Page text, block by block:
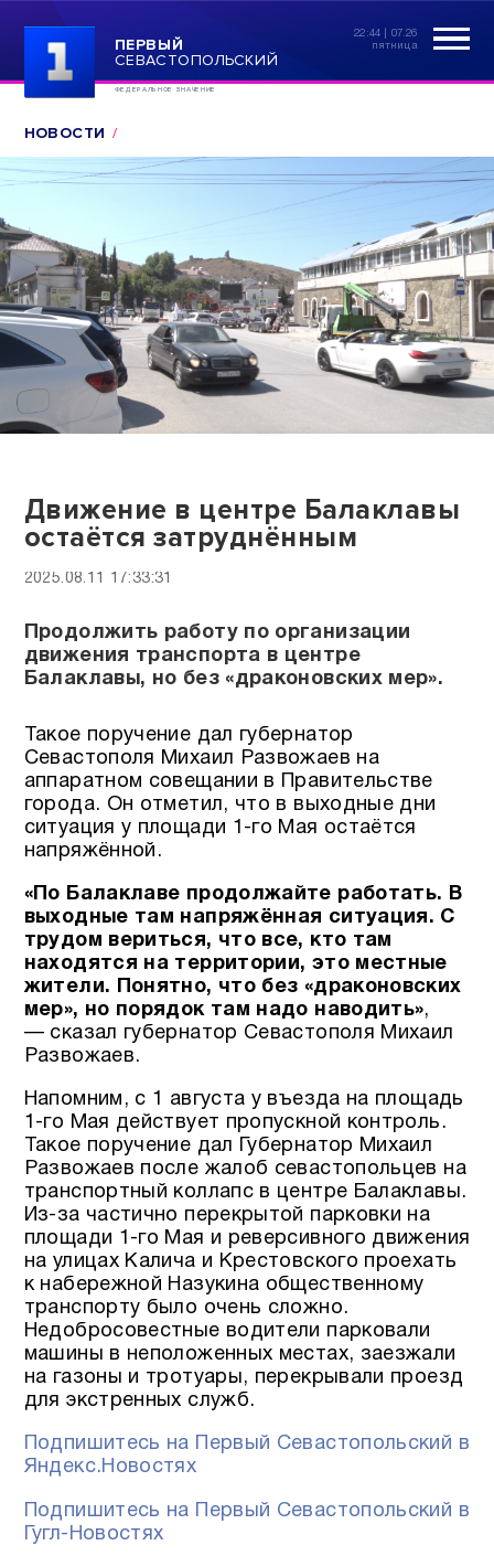
ПЕРВЫЙ
СЕВАСТОПОЛЬСКИЙ
ФЕДЕРАЛЬНОЕ ЗНАЧЕНИЕ
22:44 | 07.26
пятница
НОВОСТИ
Движение в центре Балаклавы
остаётся затруднённым
2025.08.11 17:33:31
Продолжить работу по организации
движения транспорта в центре
Балаклавы, но без «драконовских мер».
Такое поручение дал губернатор
Севастополя Михаил Развожаев на
аппаратном совещании в Правительстве
города. Он отметил, что в выходные дни
ситуация у площади 1-го Мая остаётся
напряжённой.
«По Балаклаве продолжайте работать. В
выходные там напряжённая ситуация. С
трудом вериться, что все, кто там
находятся на территории, это местные
жители. Понятно, что без «драконовских
мер», но порядок там надо наводить»,
— сказал губернатор Севастополя Михаил
Развожаев.
Напомним, с 1 августа у въезда на площадь
1-го Мая действует пропускной контроль.
Такое поручение дал Губернатор Михаил
Развожаев после жалоб севастопольцев на
транспортный коллапс в центре Балаклавы.
Из-за частично перекрытой парковки на
площади 1-го Мая и реверсивного движения
на улицах Калича и Крестовского проехать
к набережной Назукина общественному
транспорту было очень сложно.
Недобросовестные водители парковали
машины в неположенных местах, заезжали
на газоны и тротуары, перекрывали проезд
для экстренных служб.
Подпишитесь на Первый Севастопольский в
Яндекс.Новостях
Подпишитесь на Первый Севастопольский в
Гугл-Новостях